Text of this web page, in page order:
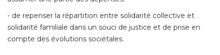
- de repenser la répartition entre solidarité collective et
solidarité familiale dans un souci de justice et de prise en
compte des évolutions sociétales.